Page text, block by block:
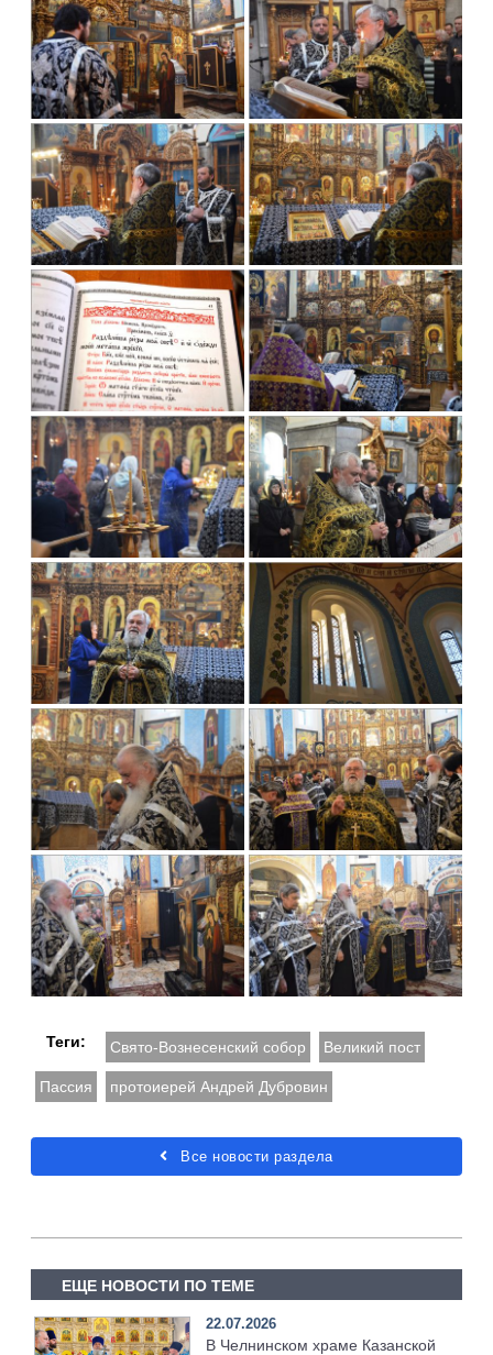
Теги: Свято-Вознесенский собор Великий пост
Пассия протоиерей Андрей Дубровин
Все новости раздела
ЕЩЕ НОВОСТИ ПО ТЕМЕ
22.07.2026
В Челнинском храме Казанской